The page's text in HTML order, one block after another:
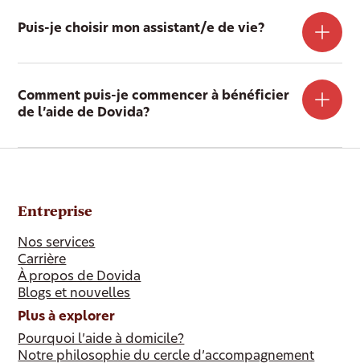
Puis-je choisir mon assistant/e de vie?
Comment puis-je commencer à bénéficier
de l’aide de Dovida?
Entreprise
Nos services
Carrière
À propos de Dovida
Blogs et nouvelles
Plus à explorer
Pourquoi l’aide à domicile?
Notre philosophie du cercle d’accompagnement